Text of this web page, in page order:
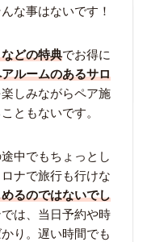
な事はないです！
どの特典でお得に
ルームのあるサロ
しみながらペア施
ともないです。
中でもちょっとし
ナで旅行も行けな
るのではないでし
は、当日予約や時
り。遅い時間でも